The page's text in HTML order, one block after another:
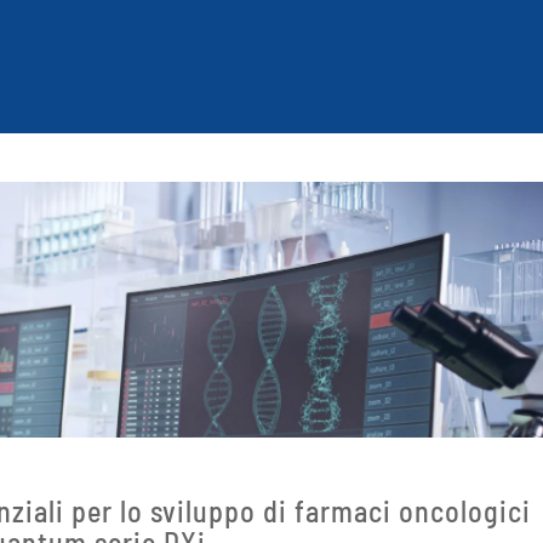
per lo sviluppo di farmaci oncologici